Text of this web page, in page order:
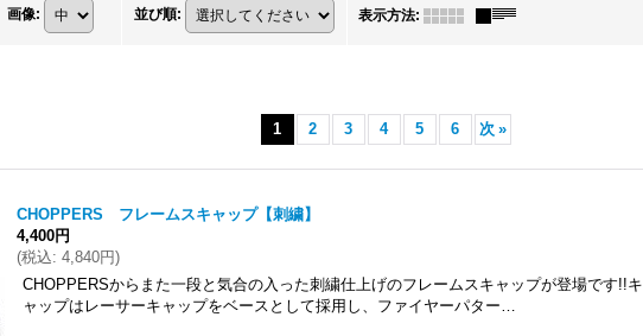
画像: 並び順: 表示方法:
1 2 3 4 5 6 次 »
CHOPPERS フレームスキャップ【刺繍】
4,400円
(税込: 4,840円)
CHOPPERSからまた一段と気合の入った刺繍仕上げのフレームスキャップが登場です!!キ
ャップはレーサーキャップをベースとして採用し、ファイヤーパター…